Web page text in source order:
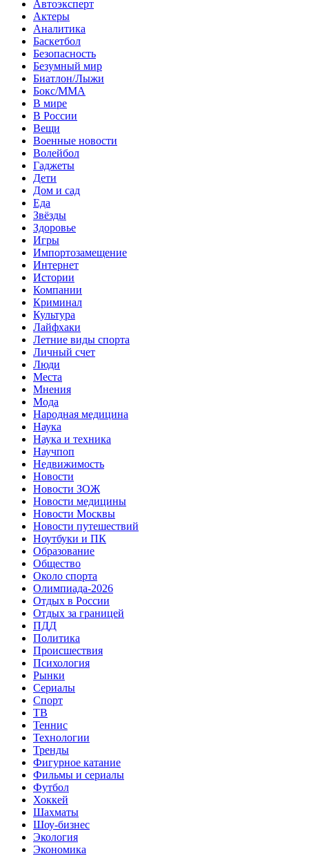
Автоэксперт
Актеры
Аналитика
Баскетбол
Безопасность
Безумный мир
Биатлон/Лыжи
Бокс/MMA
В мире
В России
Вещи
Военные новости
Волейбол
Гаджеты
Дети
Дом и сад
Еда
Звёзды
Здоровье
Игры
Импортозамещение
Интернет
Истории
Компании
Криминал
Культура
Лайфхаки
Летние виды спорта
Личный счет
Люди
Места
Мнения
Мода
Народная медицина
Наука
Наука и техника
Научпоп
Недвижимость
Новости
Новости ЗОЖ
Новости медицины
Новости Москвы
Новости путешествий
Ноутбуки и ПК
Образование
Общество
Около спорта
Олимпиада-2026
Отдых в России
Отдых за границей
ПДД
Политика
Происшествия
Психология
Рынки
Сериалы
Спорт
ТВ
Теннис
Технологии
Тренды
Фигурное катание
Фильмы и сериалы
Футбол
Хоккей
Шахматы
Шоу-бизнес
Экология
Экономика